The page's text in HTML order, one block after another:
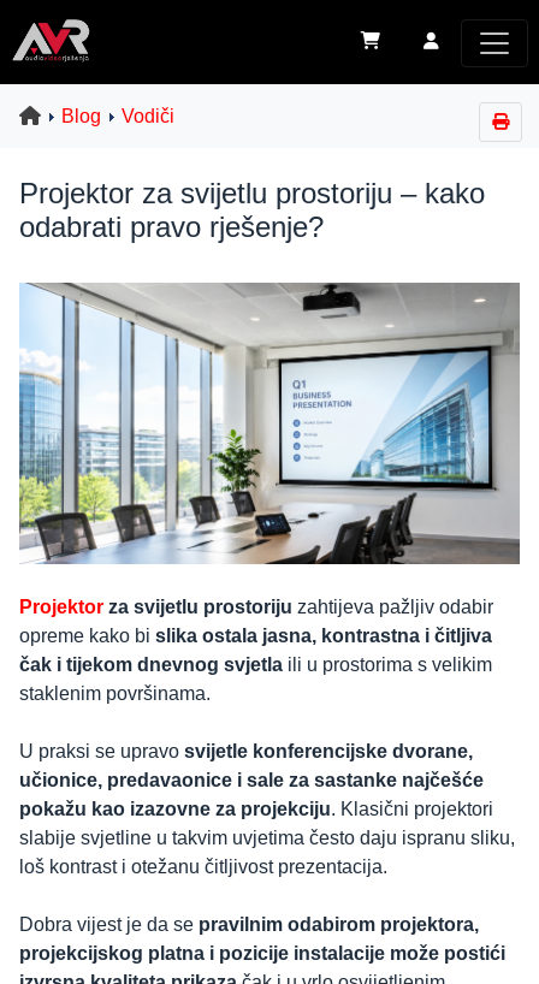
Blog Vodiči
Projektor za svijetlu prostoriju – kako
odabrati pravo rješenje?
Projektor za svijetlu prostoriju zahtijeva pažljiv odabir
opreme kako bi slika ostala jasna, kontrastna i čitljiva
čak i tijekom dnevnog svjetla ili u prostorima s velikim
staklenim površinama.
U praksi se upravo svijetle konferencijske dvorane,
učionice, predavaonice i sale za sastanke najčešće
pokažu kao izazovne za projekciju. Klasični projektori
slabije svjetline u takvim uvjetima često daju ispranu sliku,
loš kontrast i otežanu čitljivost prezentacija.
Dobra vijest je da se pravilnim odabirom projektora,
projekcijskog platna i pozicije instalacije može postići